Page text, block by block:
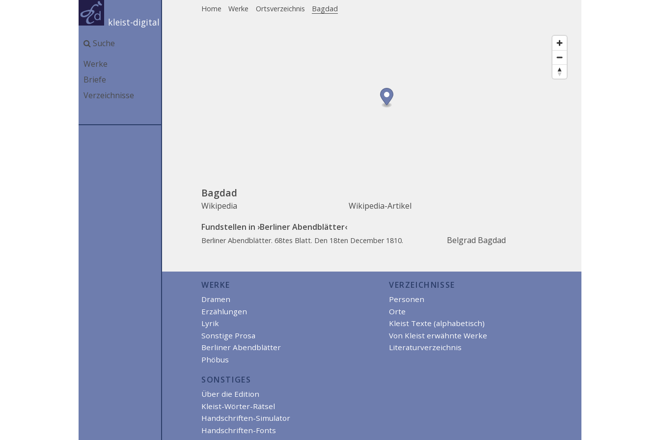
kleist-digital
Suche
Werke
Briefe
Verzeichnisse
Home Werke Ortsverzeichnis Bagdad
Bagdad
Wikipedia
Wikipedia-Artikel
Fundstellen in ›Berliner Abendblätter‹
Berliner Abendblätter. 68tes Blatt. Den 18ten December 1810. Belgrad Bagdad
WERKE
Dramen
Erzählungen
Lyrik
Sonstige Prosa
Berliner Abendblätter
Phöbus
VERZEICHNISSE
Personen
Orte
Kleist Texte (alphabetisch)
Von Kleist erwähnte Werke
Literaturverzeichnis
SONSTIGES
Über die Edition
Kleist-Wörter-Rätsel
Handschriften-Simulator
Handschriften-Fonts